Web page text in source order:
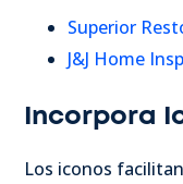
Superior
J&J Home
Incorpora
Los iconos